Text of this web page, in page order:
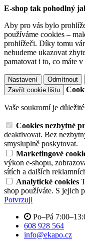
E-shop tak pohodlný
Aby pro vás bylo
používáme cookies –
prohlížeči. Díky tomu
nebudeme ukazovat
pamatovat i to, co máte
Nastavení Odmítnout
Zavřít cookie lištu
Vaše soukromí je
Cookies nezbytné
deaktivovat. Bez
smysluplně poskytovat.
Marketingové
výkon e-shopu,
sítích a dalších
Analytické cookies
shop používáte. S jejich
Potvrzuji
Po–Pá
608 928 564
info@ekapo.cz